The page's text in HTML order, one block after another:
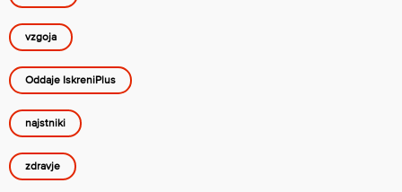
vzgoja
Oddaje IskreniPlus
najstniki
zdravje